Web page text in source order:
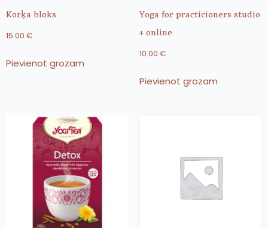
Korķa bloks
15.00 €
Pievienot grozam
Yoga for practicioners studio
+ online
10.00 €
Pievienot grozam